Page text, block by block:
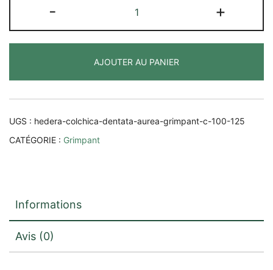
-
de
Hedera
'Dentata
Aurea'
+
AJOUTER AU PANIER
UGS : hedera-colchica-dentata-aurea-grimpant-c-100-125
CATÉGORIE : Grimpant
Informations
Avis (0)